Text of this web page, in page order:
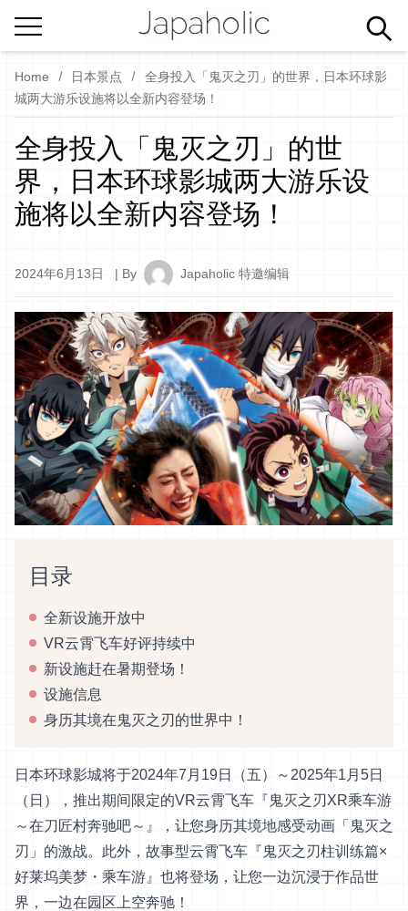
Home 日本景点
全身投入「鬼灭之刃」的世界，日本环球影
城两大游乐设施将以全新内容登场！
全身投入「鬼灭之刃」的世
界，日本环球影城两大游乐设
施将以全新内容登场！
2024年6月13日 | By Japaholic 特邀编辑
目录
全新设施开放中
VR云霄飞车好评持续中
新设施赶在暑期登场！
设施信息
身历其境在鬼灭之刃的世界中！
日本环球影城将于2024年7月19日（五）～2025年1月5日
（日），推出期间限定的VR云霄飞车『鬼灭之刃XR乘车游
～在刀匠村奔驰吧～』，让您身历其境地感受动画「鬼灭之
刃」的激战。此外，故事型云霄飞车『鬼灭之刃柱训练篇×
好莱坞美梦・乘车游』也将登场，让您一边沉浸于作品世
界，一边在园区上空奔驰！